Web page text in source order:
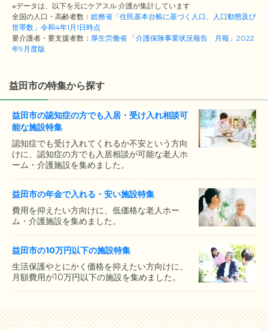
※データは、以下を元にケアスル 介護が集計しています
全国の人口・高齢者数： 総務省「住民基本台帳に基づく人口、人口動態及び
世帯数」令和4年1月1日時点
要介護者・要支援者数： 厚生労働省 「介護保険事業状況報告 月報」2022
年9月度版
益田市の特集から探す
益田市の認知症の方でも入居・受け入れ相談可
能な施設特集
認知症でも受け入れてくれるか不安という方向
けに、認知症の方でも入居相談が可能な老人ホ
ーム・介護施設を集めました。
益田市の年金で入れる・安い施設特集
費用を抑えたい方向けに、低価格な老人ホー
ム・介護施設を集めました。
益田市の10万円以下の施設特集
生活保護やとにかく価格を抑えたい方向けに、
月額費用が10万円以下の施設を集めました。